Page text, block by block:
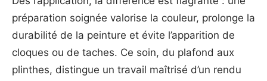
préparation soignée valorise la couleur, prolonge la
durabilité de la peinture et évite l’apparition de
cloques ou de taches. Ce soin, du plafond aux
plinthes, distingue un travail maîtrisé d’un rendu